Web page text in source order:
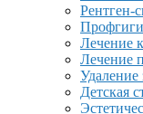
Рентген-
Лечение
Лечение
Удаление
Детская